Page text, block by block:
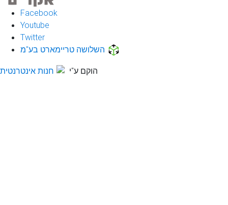
Facebook
Youtube
Twitter
השלושה טריימארט בע"מ
הוקם ע"י חנות אינטרנטית